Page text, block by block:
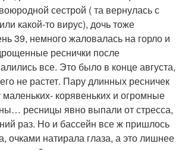
сестрой ( та вернулась с
какой-то вирус), дочь тоже
39, немного жаловалась на горло и
реснички после
все. Это было в конце августа,
не растет. Пару длинных ресничек
маленьких- корявеньких и огромные
ресницы явно выпали от стресса,
раз. Но и бассейн все ж пришлось
очками натирала глаза, а это лишнее